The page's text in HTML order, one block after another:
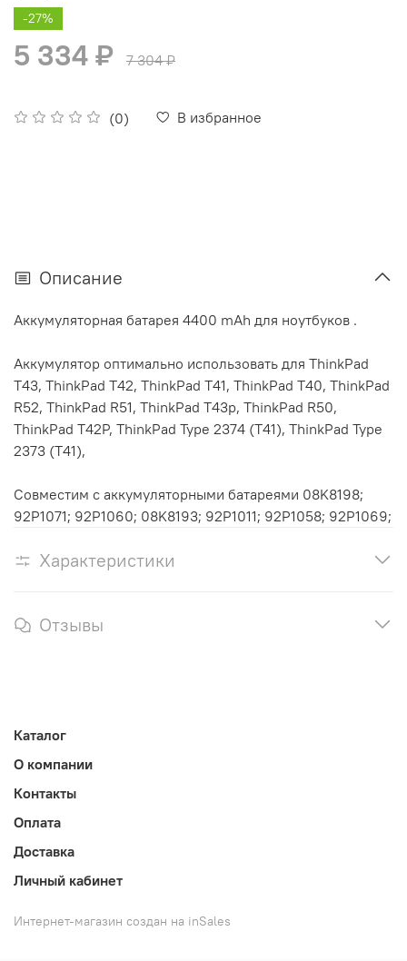
(0) В избранное
-27%
5 334 ₽ 7 304 ₽
Описание
Аккумуляторная батарея 4400 mAh для ноутбуков .
Аккумулятор оптимально использовать для ThinkPad
T43, ThinkPad T42, ThinkPad T41, ThinkPad T40, ThinkPad
R52, ThinkPad R51, ThinkPad T43p, ThinkPad R50,
ThinkPad T42P, ThinkPad Type 2374 (T41), ThinkPad Type
2373 (T41),
Совместим с аккумуляторными батареями 08K8198;
92P1071; 92P1060; 08K8193; 92P1011; 92P1058; 92P1069;
Характеристики
Отзывы
Каталог
О компании
Контакты
Оплата
Доставка
Личный кабинет
Интернет-магазин создан на inSales